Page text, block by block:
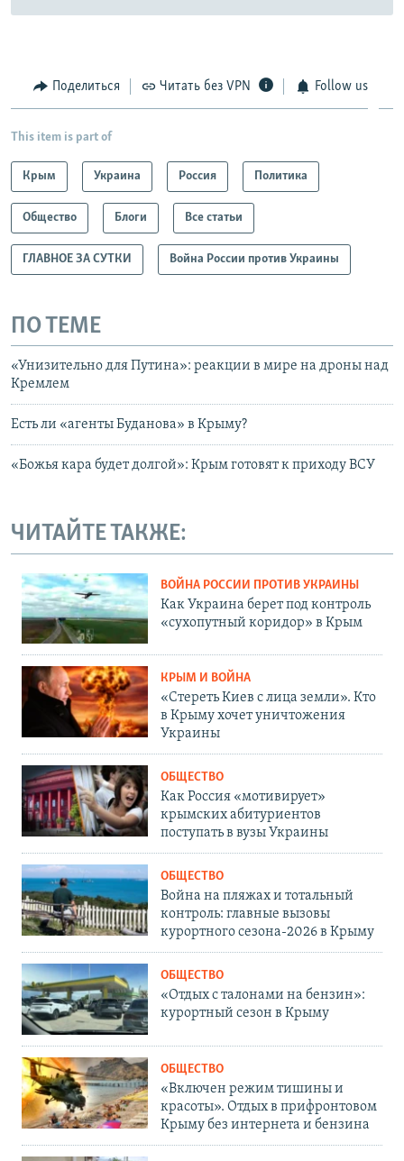
Поделиться Читать без VPN Follow us
This item is part of
Крым Украина Россия Политика
Общество Блоги Все статьи
ГЛАВНОЕ ЗА СУТКИ Война России против Украины
ПО ТЕМЕ
«Унизительно для Путина»: реакции в мире на дроны над
Кремлем
Есть ли «агенты Буданова» в Крыму?
«Божья кара будет долгой»: Крым готовят к приходу ВСУ
ЧИТАЙТЕ ТАКЖЕ:
ВОЙНА РОССИИ ПРОТИВ УКРАИНЫ
Как Украина берет под контроль
«сухопутный коридор» в Крым
КРЫМ И ВОЙНА
«Стереть Киев с лица земли». Кто
в Крыму хочет уничтожения
Украины
ОБЩЕСТВО
Как Россия «мотивирует»
крымских абитуриентов
поступать в вузы Украины
ОБЩЕСТВО
Война на пляжах и тотальный
контроль: главные вызовы
курортного сезона-2026 в Крыму
ОБЩЕСТВО
«Отдых с талонами на бензин»:
курортный сезон в Крыму
ОБЩЕСТВО
«Включен режим тишины и
красоты». Отдых в прифронтовом
Крыму без интернета и бензина